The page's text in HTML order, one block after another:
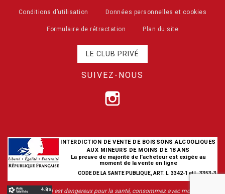
Conditions d’utilisation Données personnelles et cookies
Formulaire de rétractation Plan du site
LE CLUB PRIVÉ
SUIVEZ-NOUS
INTERDICTION DE VENTE DE BOISSONS ALCOOLIQUES
AUX MINEURS DE MOINS DE 18 ANS
La preuve de majorité de l'acheteur est exigée au
moment de la vente en ligne
CODE DE LA SANTE PUBLIQUE, ART. L. 3342-1 et L. 3353-3
L’abus d’alcool est dangereux pour la santé, consommez avec modération